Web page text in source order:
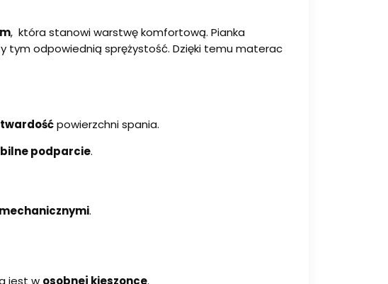
, która stanowi warstwę komfortową. Pianka
tym odpowiednią sprężystość. Dzięki temu materac
powierzchni spania.
podparcie.
.
jest w osobnej kieszonce.